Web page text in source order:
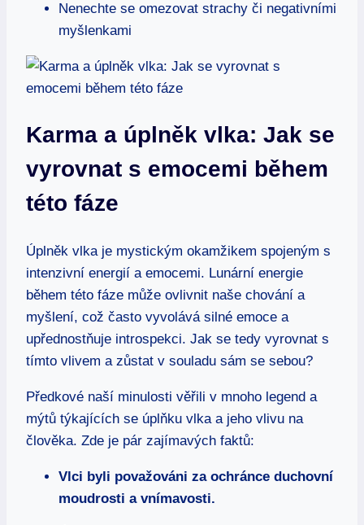
Nenechte se omezovat strachy či negativními
myšlenkami
Karma a úplněk vlka: Jak se
vyrovnat s emocemi během
této fáze
Úplněk vlka je mystickým okamžikem spojeným s
intenzivní energií a emocemi. Lunární energie
během této fáze může ovlivnit naše chování a
myšlení, což často vyvolává silné emoce a
upřednostňuje introspekci. Jak se tedy vyrovnat s
tímto vlivem a zůstat v souladu sám se sebou?
Předkové naší minulosti věřili v mnoho legend a
mýtů týkajících se úplňku vlka a jeho vlivu na
člověka. Zde je pár zajímavých faktů:
Vlci byli považováni za ochránce duchovní
moudrosti a vnímavosti.